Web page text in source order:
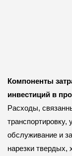
Компоненты
инвестиций в
Расходы,
транспортировку,
обслуживание и
нарезки твердых,